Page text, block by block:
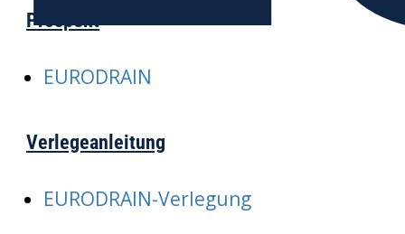
Prospekt
EURODRAIN
Verlegeanleitung
EURODRAIN-Verlegung